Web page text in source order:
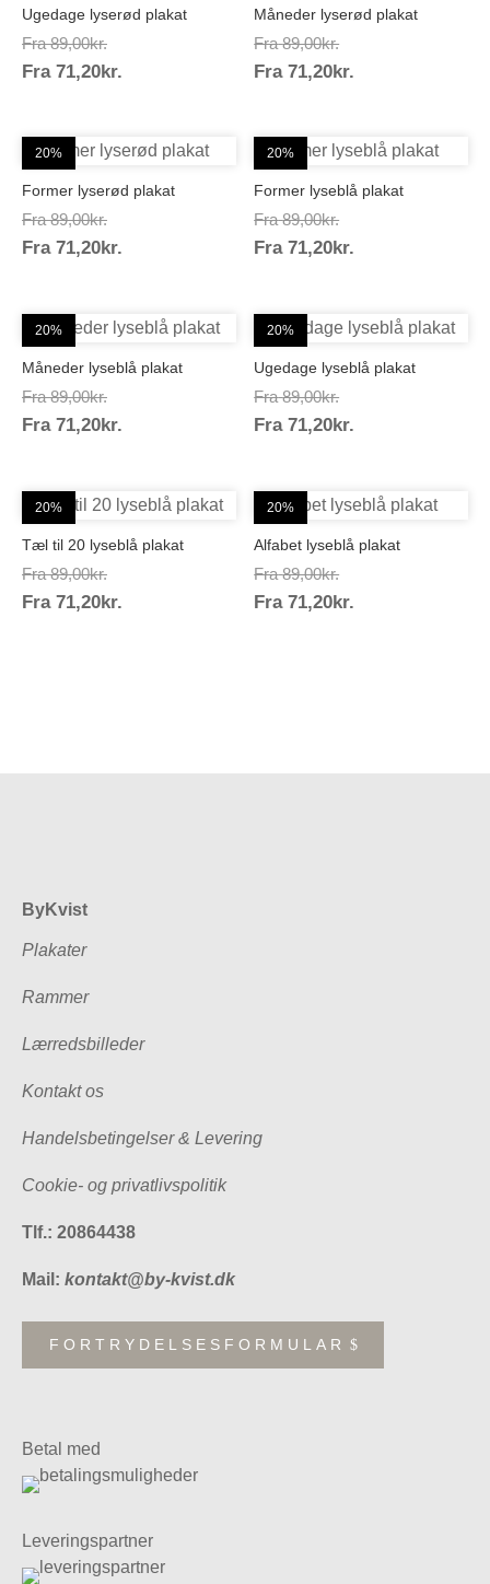
Ugedage lyserød plakat
Fra 89,00kr.Prisinterval:
89,00kr.
Fra 71,20kr.
Måneder lyserød plakat
Fra 89,00kr.Prisinterval:
89,00kr.
Fra 71,20kr.
20%
Former lyserød plakat
Fra 89,00kr.Prisinterval:
89,00kr.
Fra 71,20kr.
20%
Former lyseblå plakat
Fra 89,00kr.Prisinterval:
89,00kr.
Fra 71,20kr.
20%
Måneder lyseblå plakat
Fra 89,00kr.Prisinterval:
89,00kr.
Fra 71,20kr.
20%
Ugedage lyseblå plakat
Fra 89,00kr.Prisinterval:
89,00kr.
Fra 71,20kr.
20%
Tæl til 20 lyseblå plakat
Fra 89,00kr.Prisinterval:
89,00kr.
Fra 71,20kr.
20%
Alfabet lyseblå plakat
Fra 89,00kr.Prisinterval:
89,00kr.
Fra 71,20kr.
ByKvist
Plakater
Rammer
Lærredsbilleder
Kontakt os
Handelsbetingelser & Levering
Cookie- og privatlivspolitik
Tlf.: 20864438
Mail: kontakt@by-kvist.dk
FORTRYDELSESFORMULAR
Betal med
Leveringspartner